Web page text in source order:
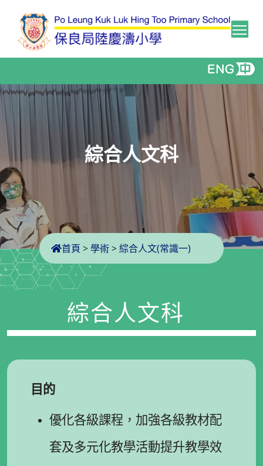
綜合人文科
首頁 >學術>綜合人文(常識一)
綜合人文科
目的
優化各級課程，加強各級教材配
套及多元化教學活動提升教學效